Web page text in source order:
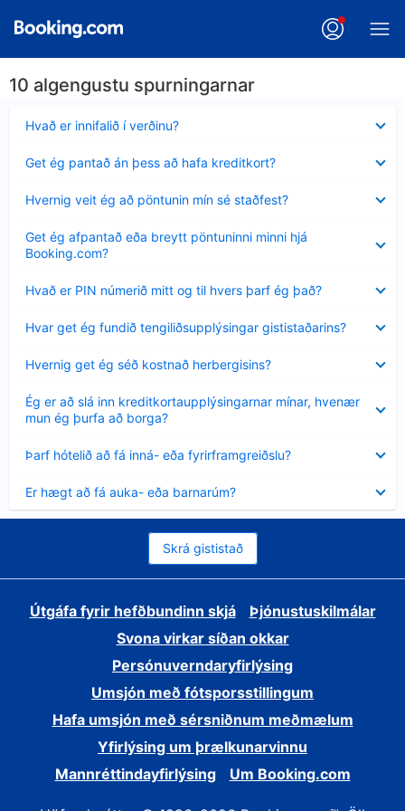
10 algengustu spurningarnar
Hvað er innifalið í verðinu?
sýnt
Get ég pantað án þess að hafa kreditkort?
sýnt
Hvernig veit ég að pöntunin mín sé staðfest?
sýnt
Get ég afpantað eða breytt pöntuninni minni hjá
Booking.com?
sýnt
Hvað er PIN númerið mitt og til hvers þarf ég það?
sýnt
Hvar get ég fundið tengiliðsupplýsingar gististaðarins?
sýnt
Hvernig get ég séð kostnað herbergisins?
sýnt
Ég er að slá inn kreditkortaupplýsingarnar mínar, hvenær
mun ég þurfa að borga?
Minna
sýnt
Þarf hótelið að fá inná- eða fyrirframgreiðslu?
sýnt
Er hægt að fá auka- eða barnarúm?
sýnt
Skrá gististað
Útgáfa fyrir hefðbundinn skjá
Þjónustuskilmálar
Svona virkar síðan okkar
Persónuverndaryfirlýsing
Umsjón með fótsporsstillingum
Hafa umsjón með sérsniðnum meðmælum
Yfirlýsing um þrælkunarvinnu
Mannréttindayfirlýsing
Um Booking.com